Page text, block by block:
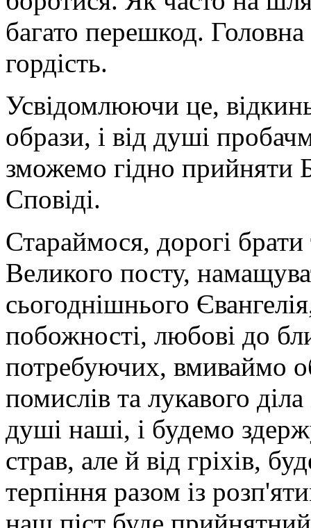
багато перешкод.
гордість.
Усвідомлюючи це,
образи, і від душі
зможемо гідно прийняти
Сповіді.
Стараймося, дорогі брати
Великого посту,
сьогоднішнього
побожності, любові до
потребуючих, вмиваймо
помислів та лукавого
душі наші, і будемо
страв, але й від гріхів,
терпіння разом із